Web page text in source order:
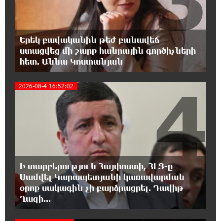
ողորմածությանը, պայքարիր մինչև վերջ.
Ավետիք Չալաբյանի ուղերձը կալանավայրից
11:48:55 6-08-2026
«Չեմ վերադառնալու փաստաբանական
գործունեությանը»․ Արամ Վարդևանյան
11:43:15 6-08-2026
Հայաստանը կարիք ունի Ավետիք
Չալաբյանի նման խելացի, աշխատասեր և
զարգացած մարդու. Արմեն Մանվելյան
11:39:05 6-08-2026
Հիմա. Նարեկ Կարապետյանի ճեպազրույցը
11:34:10 6-08-2026
ՊԱՏՄՈՒԹՅԱՆ ԱՅՍ ՕՐԸ (6 օգոստոսի).
Երեկ բավականին թեժ բանավեճ
ստացվեց մի շարք հանրային գործիչների
հետ. Աննա Կոստանյան
2026-08-4 16:52:02
Ի տարբերություն Հայփոստի, ՀԷՑ-ը
Սամվել Կարապետյանի կառավարման
օրոք սակագին չի բարձրացրել. Դավիթ
Ղազի...
4